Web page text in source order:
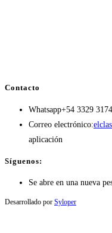
Contacto
Whatsapp+54 3329
Correo electrónico:
aplicación
Síguenos:
Se abre en una nueva
Desarrollado por Syloper